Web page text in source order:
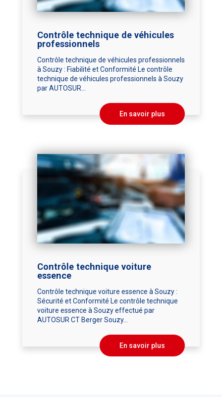
Contrôle technique de véhicules
professionnels
Contrôle technique de véhicules professionnels
à Souzy : Fiabilité et Conformité Le contrôle
technique de véhicules professionnels à Souzy
par AUTOSUR...
En savoir plus
Contrôle technique voiture
essence
Contrôle technique voiture essence à Souzy :
Sécurité et Conformité Le contrôle technique
voiture essence à Souzy effectué par
AUTOSUR CT Berger Souzy...
En savoir plus